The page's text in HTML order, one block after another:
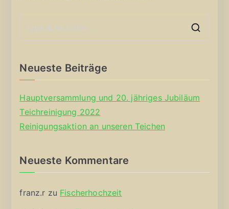
Neueste Beiträge
Hauptversammlung und 20. jähriges Jubiläum
Teichreinigung 2022
Reinigungsaktion an unseren Teichen
Neueste Kommentare
franz.r zu Fischerhochzeit